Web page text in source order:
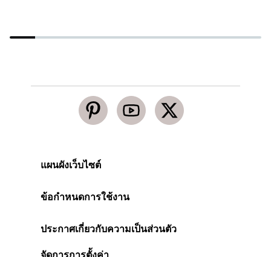
แผนผังเว็บไซต์
ข้อกำหนดการใช้งาน
ประกาศเกี่ยวกับความเป็นส่วนตัว